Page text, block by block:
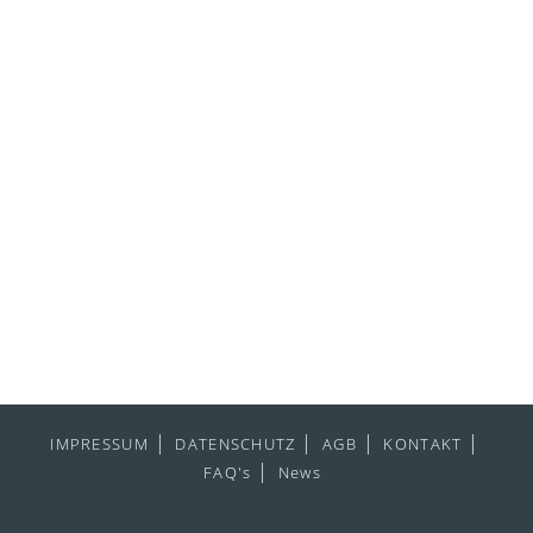
IMPRESSUM DATENSCHUTZ AGB
KONTAKT
FAQ's
News